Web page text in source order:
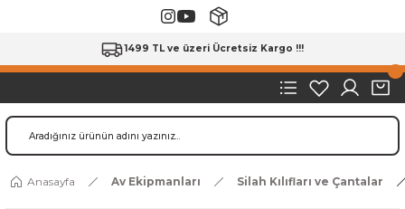
1499 TL ve üzeri Ücretsiz Kargo !!!
Anasayfa Av Ekipmanları Silah Kılıfları ve Çantalar